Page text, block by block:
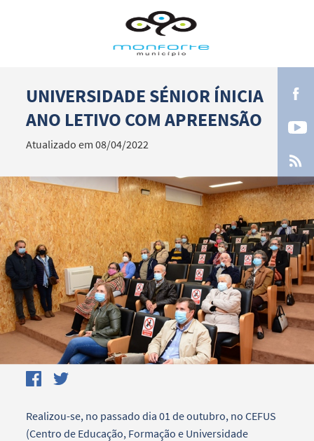
Termo de Pesquisa
Categorias gerais
Filtros
UNIVERSIDADE SÉNIOR ÍNICIA
ANO LETIVO COM APREENSÃO
Atualizado em 08/04/2022
Realizou-se, no passado dia 01 de outubro, no CEFUS
(Centro de Educação, Formação e Universidade